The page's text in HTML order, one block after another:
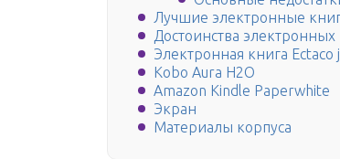
Лучшие электронные
Достоинства электронных
Электронная книга
Kobo Aura H2O
Amazon Kindle Paperwhite
Экран
Материалы корпуса